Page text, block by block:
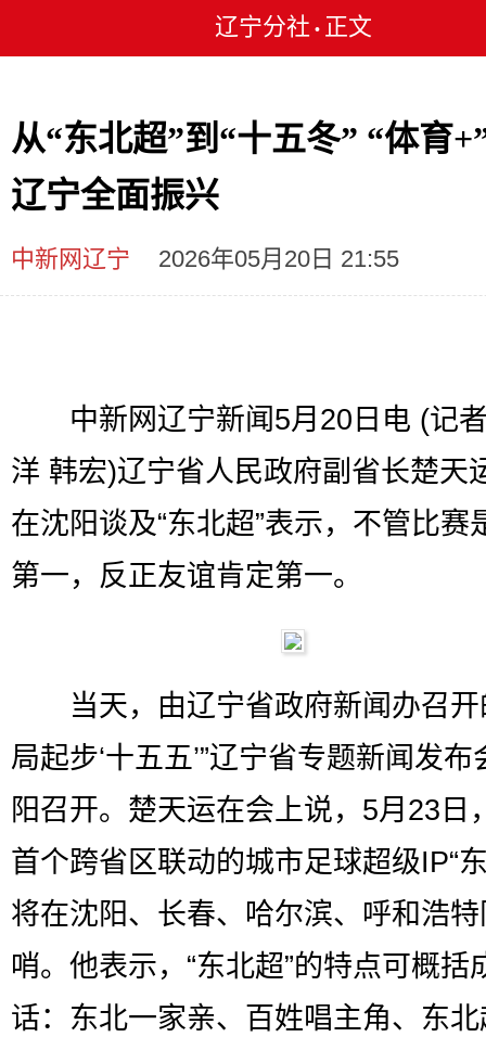
辽宁分社 • 正文
从“东北超”到“十五冬” “体育
辽宁全面振兴
中新网辽宁 2026年05月20日 21:55
中新网辽宁新闻5月20日电 (记
洋 韩宏)辽宁省人民政府副省长楚天
在沈阳谈及“东北超”表示，不管比赛
第一，反正友谊肯定第一。
当天，由辽宁省政府新闻办召开
局起步‘十五五’”辽宁省专题新闻发布
阳召开。楚天运在会上说，5月23日
首个跨省区联动的城市足球超级IP“
将在沈阳、长春、哈尔滨、呼和浩
哨。他表示，“东北超”的特点可概括
话：东北一家亲、百姓唱主角、东